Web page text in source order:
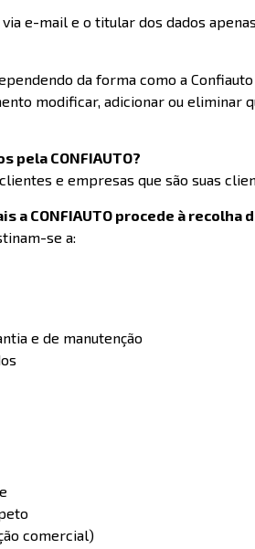
e-mail e o titular dos dados
da forma como a
modificar, adicionar ou
pela CONFIAUTO?
e empresas que são suas
a CONFIAUTO procede à
se a:
e de manutenção
comercial)